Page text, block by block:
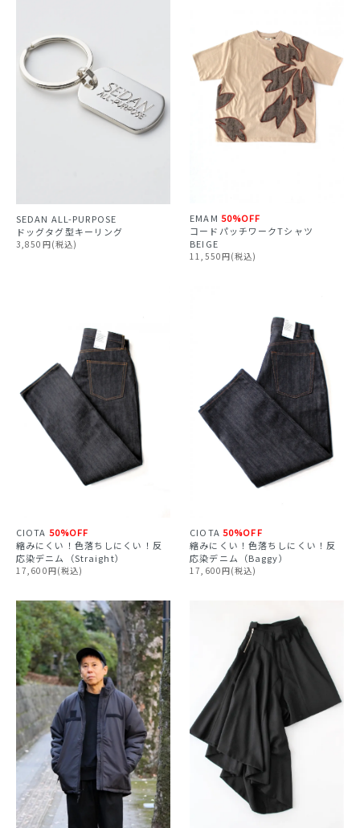
SEDAN ALL-PURPOSE
ドッグタグ型キーリング
3,850円(税込)
EMAM 50%OFF
コードパッチワークTシャツ
BEIGE
11,550円(税込)
CIOTA 50%OFF
縮みにくい！色落ちしにくい！反
応染デニム（Straight）
17,600円(税込)
CIOTA 50%OFF
縮みにくい！色落ちしにくい！反
応染デニム（Baggy）
17,600円(税込)